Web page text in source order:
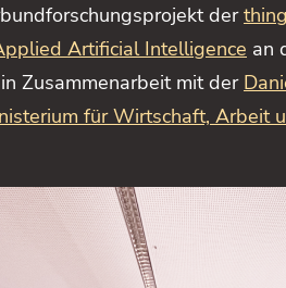
der
Artificial Intelligence an
Zusammenarbeit mit der
für Wirtschaft, Arbeit